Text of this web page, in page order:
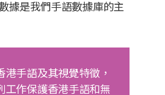
據是我們手語數據庫的主
港手語及其視覺特徵，
工作保護香港手語和無